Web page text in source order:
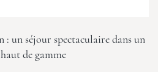
un séjour spectaculaire dans un
de gamme